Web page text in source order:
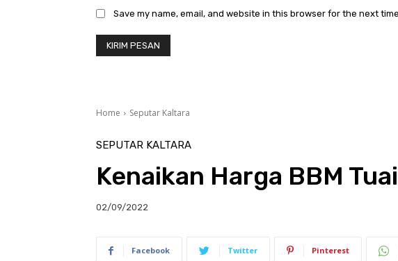
Save my name, email, and website in this browser for the next